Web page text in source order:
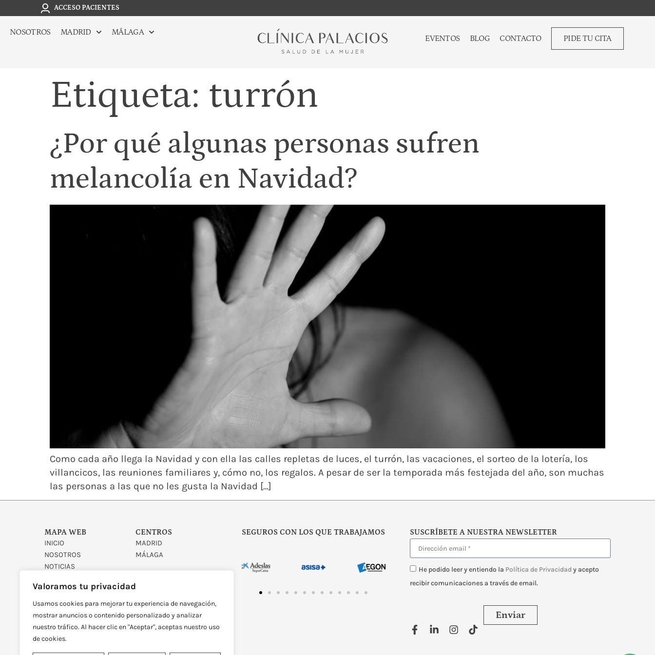
Valoramos tu privacidad
Usamos cookies para mejorar tu experiencia de navegación,
mostrar anuncios o contenido personalizado y analizar
nuestro tráfico. Al hacer clic en "Aceptar", aceptas nuestro uso
de cookies.
ACCESO PACIENTES
NOSOTROS MADRID MÁLAGA
EVENTOS BLOG CONTACTO PIDE TU CITA
Etiqueta: turrón
¿Por qué algunas personas sufren
melancolía en Navidad?
Como cada año llega la Navidad y con ella las calles repletas de luces, el turrón, las vacaciones, el sorteo de la lotería, los
villancicos, las reuniones familiares y, cómo no, los regalos. A pesar de ser la temporada más festejada del año, son muchas
las personas a las que no les gusta la Navidad […]
MAPA WEB
INICIO
NOSOTROS
NOTICIAS
CENTROS
MADRID
MÁLAGA
SEGUROS CON LOS QUE TRABAJAMOS SUSCRÍBETE A NUESTRA NEWSLETTER
He podido leer y entiendo la Política de Privacidad y acepto
recibir comunicaciones a través de email.
Enviar